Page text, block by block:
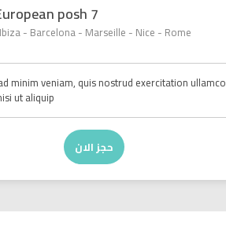
7 Days European posh
- Barcelona - Marseille - Nice - Rome
minim veniam, quis nostrud exercitation ullamco
ut aliquip.
حجز الان